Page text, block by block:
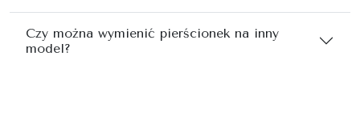
Czy można wymienić pierścionek na inny
model?